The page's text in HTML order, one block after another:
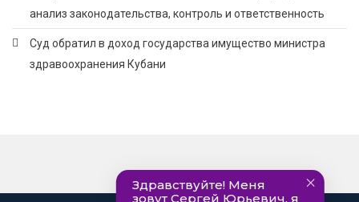
анализ законодательства, контроль и ответственность
Суд обратил в доход государства имущество министра
здравоохранения Кубани